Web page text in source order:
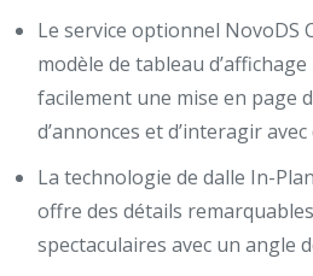
Le service optionnel NovoDS
modèle de tableau
facilement une mise en page
d’annonces et d’interagir
La technologie de dalle In-
offre des détails
spectaculaires avec un angle